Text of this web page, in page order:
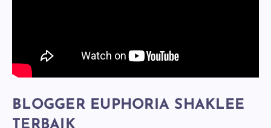
BLOGGER EUPHORIA SHAKLEE
TERBAIK